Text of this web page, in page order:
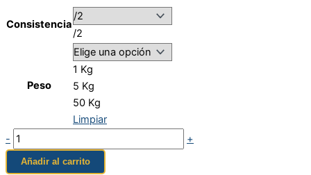
Consistencia
/2
Peso
1 Kg
5 Kg
50 Kg
Limpiar
-
+
Añadir al carrito